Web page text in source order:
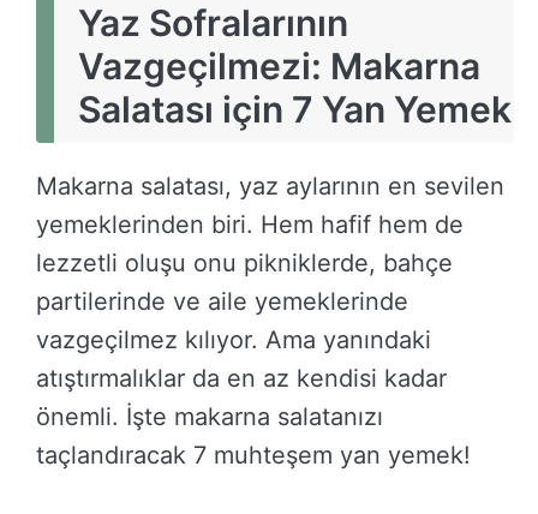
Yaz Sofralarının
Vazgeçilmezi: Makarna
Salatası için 7 Yan Yemek
Makarna salatası, yaz aylarının en sevilen
yemeklerinden biri. Hem hafif hem de
lezzetli oluşu onu pikniklerde, bahçe
partilerinde ve aile yemeklerinde
vazgeçilmez kılıyor. Ama yanındaki
atıştırmalıklar da en az kendisi kadar
önemli. İşte makarna salatanızı
taçlandıracak 7 muhteşem yan yemek!